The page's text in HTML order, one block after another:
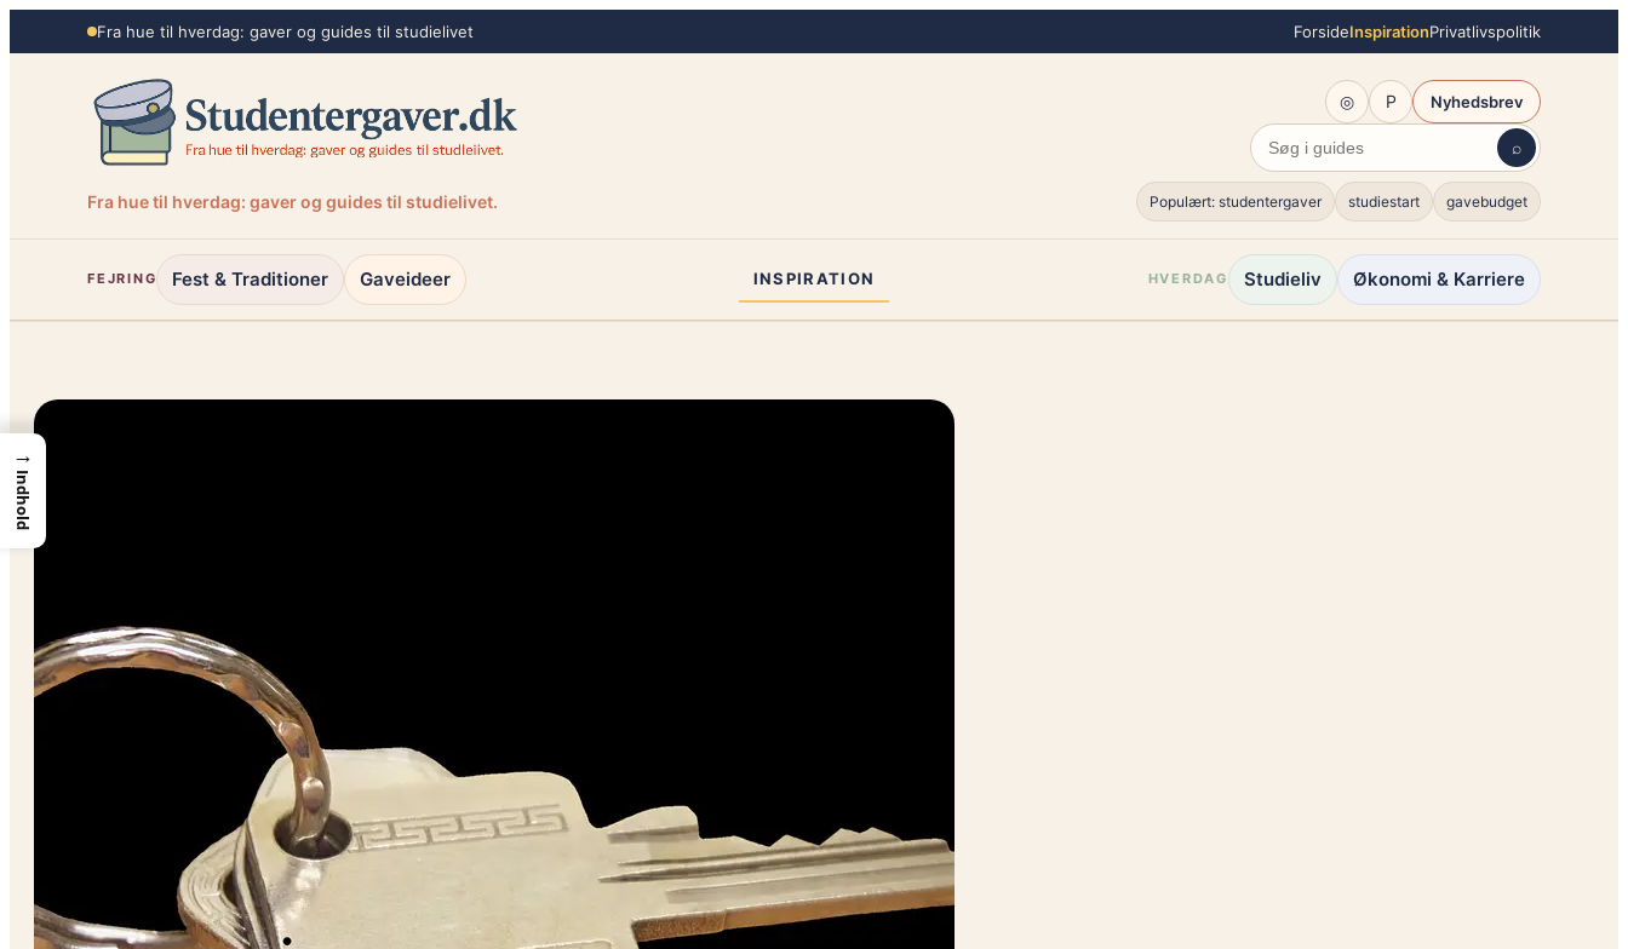
til
Fra hue til hverdag: gaver og guides til studielivet ForsideInspirationPrivatlivspolitik
◎ P Nyhedsbrev
⌕
Fra hue til hverdag: gaver og guides til studielivet. Populært: studentergaver studiestart gavebudget
FEJRING Fest & Traditioner Gaveideer INSPIRATION HVERDAG Studieliv Økonomi & Karriere
→
Indhold